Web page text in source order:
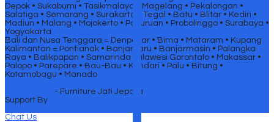
Depok • Sukabumi • Tasikmalaya • Magelang • Pekalongan •
Salatiga • Semarang • Surakarta • Tegal • Batu • Blitar • Kediri •
Madiun • Malang • Mojokerto • Pasuruan • Probolinggo • Surabaya •
Yogyakarta
Bali dan Nusa Tenggara = Denpasar • Bima • Mataram • Kupang
Kalimantan = Pontianak • Banjarbaru • Banjarmasin • Palangka
Raya • Balikpapan • Samarinda Sulawesi Gorontalo • Makassar •
Palopo • Parepare • Bau-Bau • Kendari • Palu • Bitung •
Kotamobagu • Manado
- Furniture Jati Jepara
Support By
Chat Us